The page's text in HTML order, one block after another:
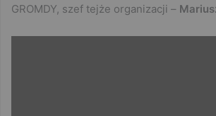
GROMDY, szef tejże organizacji –